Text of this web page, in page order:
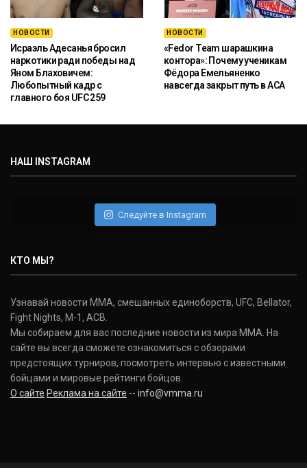
НОВОСТИ
Исраэль Адесанья бросил
наркотики ради победы над
Яном Блаховичем:
Любопытный кадр с
главного боя UFC 259
НОВОСТИ
«Fedor Team шарашкина
контора»: Почему ученикам
Фёдора Емельяненко
навсегда закрыт путь в ACA
НАШ INSTAGRAM
Следуйте в Instagram
КТО МЫ?
Узнавай новости ММА, смешанных единоборств, UFC, Bellator,
Fight Nights, M-1, ACB.
Мы собираем для вас последние новости из мира ММА. На
сайте вы всегда сможете ознакомиться с обзорами
предстоящих турниров, посмотреть интервью с известными
бойцами и мировые рейтинги бойцов.
О сайте Реклама на сайте -- info@vmma.ru